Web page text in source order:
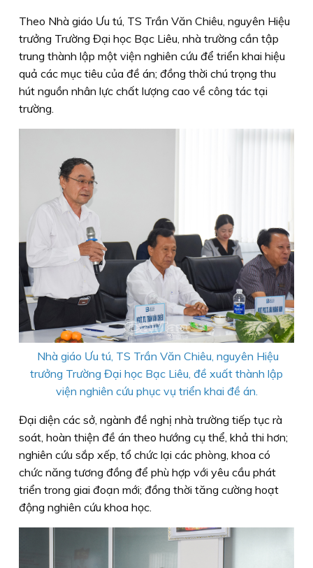
Theo Nhà giáo Ưu tú, TS Trần Văn Chiêu, nguyên Hiệu
trưởng Trường Đại học Bạc Liêu, nhà trường cần tập
trung thành lập một viện nghiên cứu để triển khai hiệu
quả các mục tiêu của đề án; đồng thời chú trọng thu
hút nguồn nhân lực chất lượng cao về công tác tại
trường.
Nhà giáo Ưu tú, TS Trần Văn Chiêu, nguyên Hiệu
trưởng Trường Đại học Bạc Liêu, đề xuất thành lập
viện nghiên cứu phục vụ triển khai đề án.
Đại diện các sở, ngành đề nghị nhà trường tiếp tục rà
soát, hoàn thiện đề án theo hướng cụ thể, khả thi hơn;
nghiên cứu sắp xếp, tổ chức lại các phòng, khoa có
chức năng tương đồng để phù hợp với yêu cầu phát
triển trong giai đoạn mới; đồng thời tăng cường hoạt
động nghiên cứu khoa học.